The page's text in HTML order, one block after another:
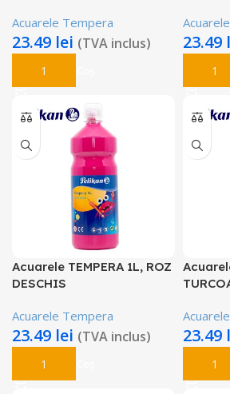
Acuarele Tempera
23.49 lei (TVA inclus)
Adaugă În Coș
23.49
Acuarele TEMPERA 1L, ROZ
DESCHIS
Acuarele Tempera
23.49 lei (TVA inclus)
Adaugă În Coș
23.49